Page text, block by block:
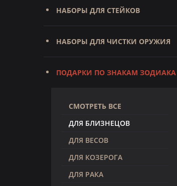
НАБОРЫ ДЛЯ СТЕЙКОВ
НАБОРЫ ДЛЯ ЧИСТКИ ОРУЖИЯ
ПОДАРКИ ПО ЗНАКАМ ЗОДИАКА
СМОТРЕТЬ ВСЕ
ДЛЯ БЛИЗНЕЦОВ
ДЛЯ ВЕСОВ
ДЛЯ КОЗЕРОГА
ДЛЯ РАКА